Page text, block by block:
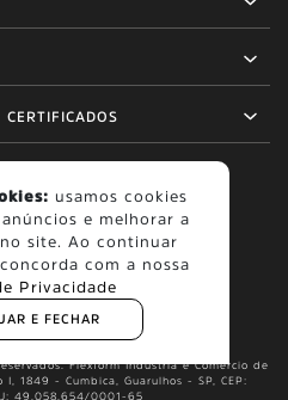
Flexform Indústria e Comércio de
1849 - Cumbica, Guarulhos - SP, CEP:
49.058.654/0001-65
usamos cookies
e melhorar a
site. Ao continuar
com a nossa
Privacidade
E FECHAR